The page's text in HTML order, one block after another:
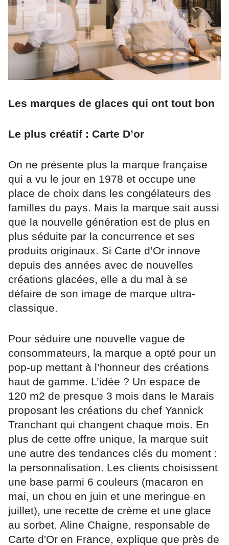
Les marques de glaces qui ont tout bon
Le plus créatif : Carte D’or
On ne présente plus la marque française
qui a vu le jour en 1978 et occupe une
place de choix dans les congélateurs des
familles du pays. Mais la marque sait aussi
que la nouvelle génération est de plus en
plus séduite par la concurrence et ses
produits originaux. Si Carte d’Or innove
depuis des années avec de nouvelles
créations glacées, elle a du mal à se
défaire de son image de marque ultra-
classique.
Pour séduire une nouvelle vague de
consommateurs, la marque a opté pour un
pop-up mettant à l’honneur des créations
haut de gamme. L’idée ? Un espace de
120 m2 de presque 3 mois dans le Marais
proposant les créations du chef Yannick
Tranchant qui changent chaque mois. En
plus de cette offre unique, la marque suit
une autre des tendances clés du moment :
la personnalisation. Les clients choisissent
une base parmi 6 couleurs (macaron en
mai, un chou en juin et une meringue en
juillet), une recette de crème et une glace
au sorbet. Aline Chaigne, responsable de
Carte d'Or en France, explique que près de